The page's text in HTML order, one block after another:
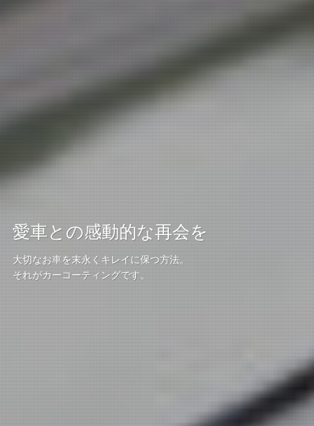
愛車との感動的な再会を
大切なお車を末永くキレイに保つ方法。
それがカーコーティングです。